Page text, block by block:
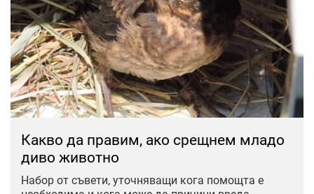
Какво да правим, ако срещнем младо
диво животнo
Набор от съвети, уточняващи кога помощта е